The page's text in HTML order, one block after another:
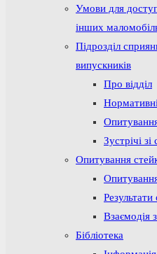
Умови для
інших
Підрозділ
випускників
Про відділ
Зустрічі
Опитування
Взаємодія
Бібліотека